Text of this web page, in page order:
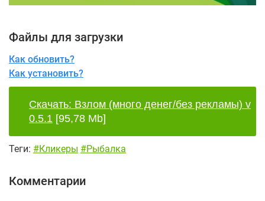
Файлы для загрузки
Как обновить?
Как установить?
Скачать: Взлом (много денег/без рекламы) v
0.5.1 [95,78 Mb]
Теги: #Кликеры #Рыбалка
Комментарии